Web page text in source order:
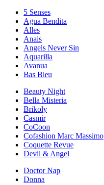
5 Senses
Agua Bendita
Alles
Anais
Angels Never Sin
Aquarilla
Avanua
Bas Bleu
Beauty Night
Bella Misteria
Brikoly
Casmir
CoCoon
Cofashion Marc Massimo
Coquette Revue
Devil & Angel
Doctor Nap
Donna